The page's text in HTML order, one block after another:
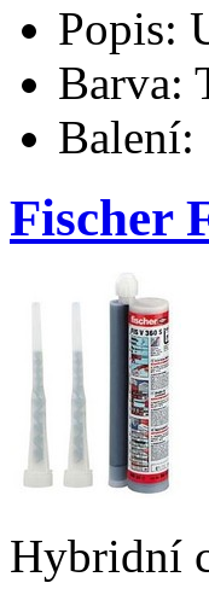
Popis:
Barva:
Balení:
Fischer
Hybridní